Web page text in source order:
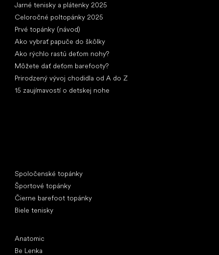
Jarné tenisky a plátenky 2025
Celoročné poltopánky 2025
Prvé topánky (návod)
Ako vybrať papuče do škôlky
Ako rýchlo rastú deťom nohy?
Môžete dať deťom barefooty?
Prirodzený vývoj chodidla od A do Z
15 zaujímavostí o detskej nohe
Spoločenské topánky
Športové topánky
Čierne barefoot topánky
Biele tenisky
Anatomic
Be Lenka